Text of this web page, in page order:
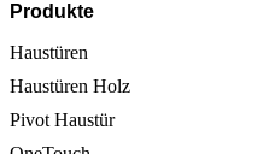
Produkte
Haustüren
Haustüren Holz
Pivot Haustür